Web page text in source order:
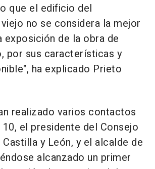
que el edificio del
no se considera la mejor
exposición de la obra de
por sus características y
ha explicado Prieto
realizado varios contactos
el presidente del Consejo
y León, y el alcalde de
alcanzado un primer